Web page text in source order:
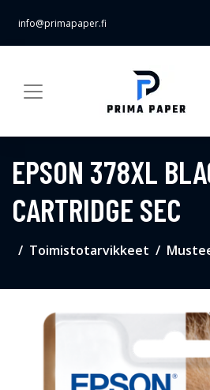
info@primapaper.fi
EPSON 378XL
CARTRIDGE SEC
Toimistotarvikkeet